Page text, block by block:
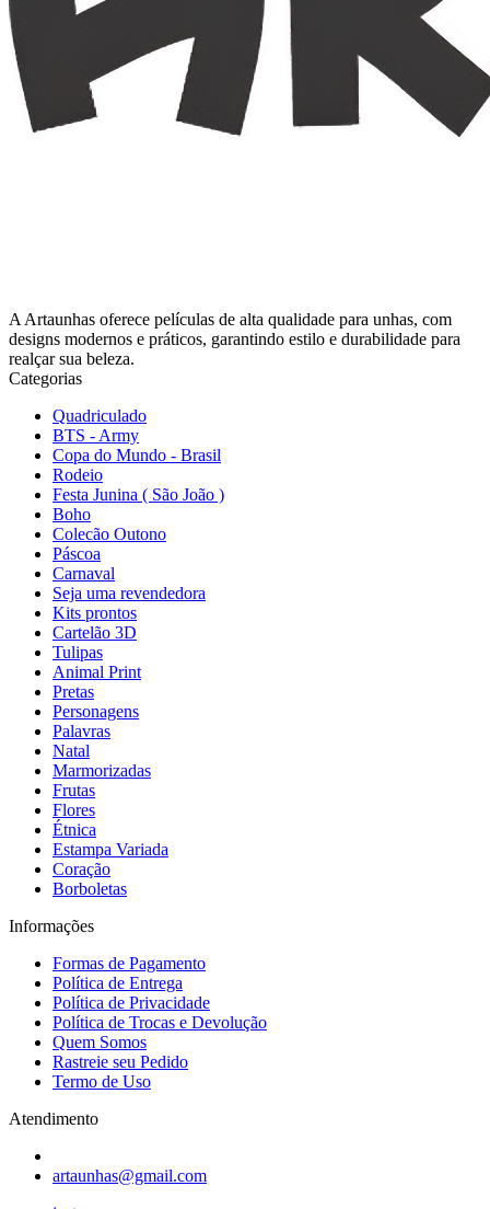
A Artaunhas oferece películas de alta qualidade para unhas, com
designs modernos e práticos, garantindo estilo e durabilidade para
realçar sua beleza.
Categorias
Quadriculado
BTS - Army
Copa do Mundo - Brasil
Rodeio
Festa Junina ( São João )
Boho
Colecão Outono
Páscoa
Carnaval
Seja uma revendedora
Kits prontos
Cartelão 3D
Tulipas
Animal Print
Pretas
Personagens
Palavras
Natal
Marmorizadas
Frutas
Flores
Étnica
Estampa Variada
Coração
Borboletas
Informações
Formas de Pagamento
Política de Entrega
Política de Privacidade
Política de Trocas e Devolução
Quem Somos
Rastreie seu Pedido
Termo de Uso
Atendimento
artaunhas@gmail.com